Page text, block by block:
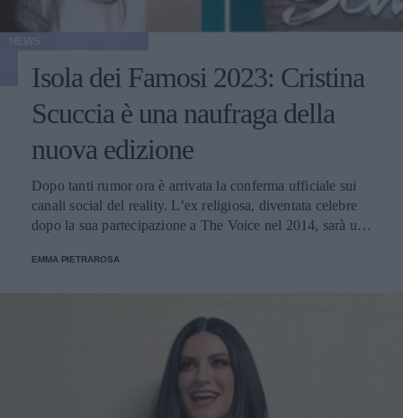
Isola dei Famosi 2023: Cristina
Scuccia è una naufraga della
nuova edizione
Dopo tanti rumor ora è arrivata la conferma ufficiale sui
canali social del reality. L’ex religiosa, diventata celebre
dopo la sua partecipazione a The Voice nel 2014, sarà una
EMMA PIETRAROSA